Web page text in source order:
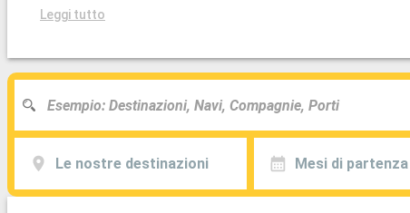
Leggi tutto
Le nostre destinazioni Mesi di partenza